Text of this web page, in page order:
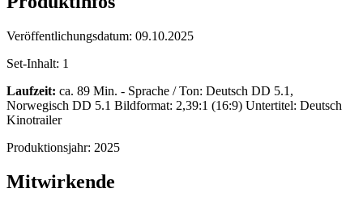
Veröffentlichungsdatum: 09.10.2025
Set-Inhalt: 1
Laufzeit: ca. 89 Min. - Sprache / Ton: Deutsch DD 5.1,
Norwegisch DD 5.1 Bildformat: 2,39:1 (16:9) Untertitel: Deutsch
Kinotrailer
Produktionsjahr: 2025
Mitwirkende